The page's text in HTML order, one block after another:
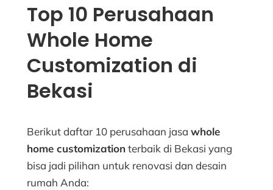
Top 10 Perusahaan
Whole Home
Customization di
Bekasi
Berikut daftar 10 perusahaan jasawhole
home customizationterbaik di Bekasi yang
bisa jadi pilihan untuk renovasi dan desain
rumah Anda: